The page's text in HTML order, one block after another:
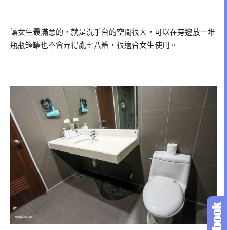
讓女生最滿意的，就是洗手台的空間很大，可以在旁邊放一堆
瓶瓶罐罐也不會弄得亂七八糟，很適合女生使用。